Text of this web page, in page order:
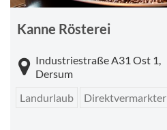
Kanne Rösterei
Industriestraße A31 Ost 1,
Dersum
Landurlaub
Direktvermarkter